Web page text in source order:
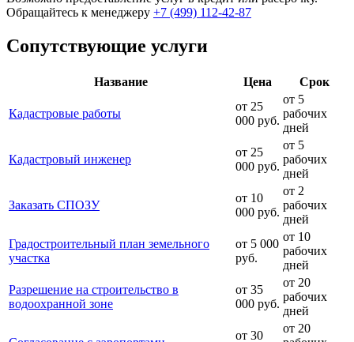
Обращайтесь к менеджеру +7 (499) 112-42-87
Сопутствующие услуги
Название Цена Срок
Кадастровые работы
от 25
000 руб.
от 5
рабочих
дней
Кадастровый инженер
от 25
000 руб.
от 5
рабочих
дней
Заказать СПОЗУ
от 10
000 руб.
от 2
рабочих
дней
Градостроительный план земельного
участка
от 5 000
руб.
от 10
рабочих
дней
Разрешение на строительство в
водоохранной зоне
от 35
000 руб.
от 20
рабочих
дней
от 30
от 20